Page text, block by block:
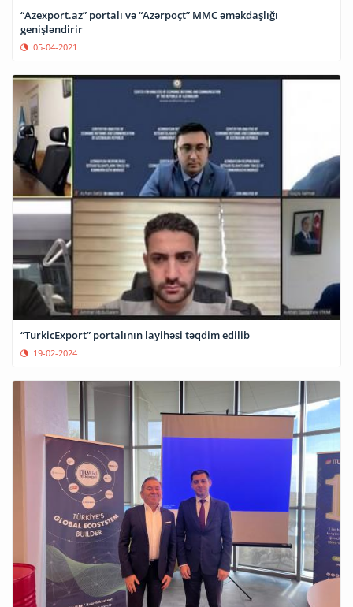
“Azexport.az” portalı və “Azərpoçt” MMC əməkdaşlığı
genişləndirir
05-04-2021
“TurkicExport” portalının layihəsi təqdim edilib
19-02-2024